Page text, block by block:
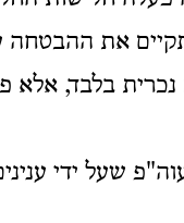
את ההבטחה
בלבד, אלא
שעל ידי